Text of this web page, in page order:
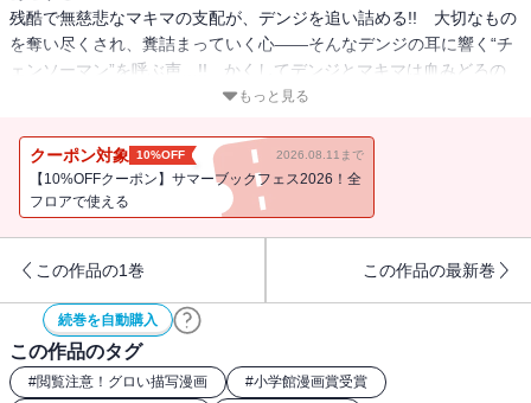
残酷で無慈悲なマキマの支配が、デンジを追い詰める!! 大切なもの
を奪い尽くされ、糞詰まっていく心――そんなデンジの耳に響く“チ
ェンソーマン”を呼ぶ声…!! かくしてデンジとマキマは血みどろの
荒野で殺し合い、交わることなき“想い”の果て、衝撃の結末が炸裂す
もっと見る
クーポン対象 10%OFF 2026.08.11まで
【10%OFFクーポン】サマーブックフェス2026！全
フロアで使える
この作品の1巻 この作品の最新巻
続巻を自動購入
この作品のタグ
#閲覧注意！グロい描写漫画 #小学館漫画賞受賞